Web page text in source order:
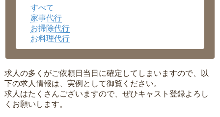
沖縄県
すべて
家事代行
お掃除代行
お料理代行
求人の多くがご依頼日当日に確定してしまいますので、以
下の求人情報は、実例として御覧ください。
求人はたくさんございますので、ぜひキャスト登録よろし
くお願いします。